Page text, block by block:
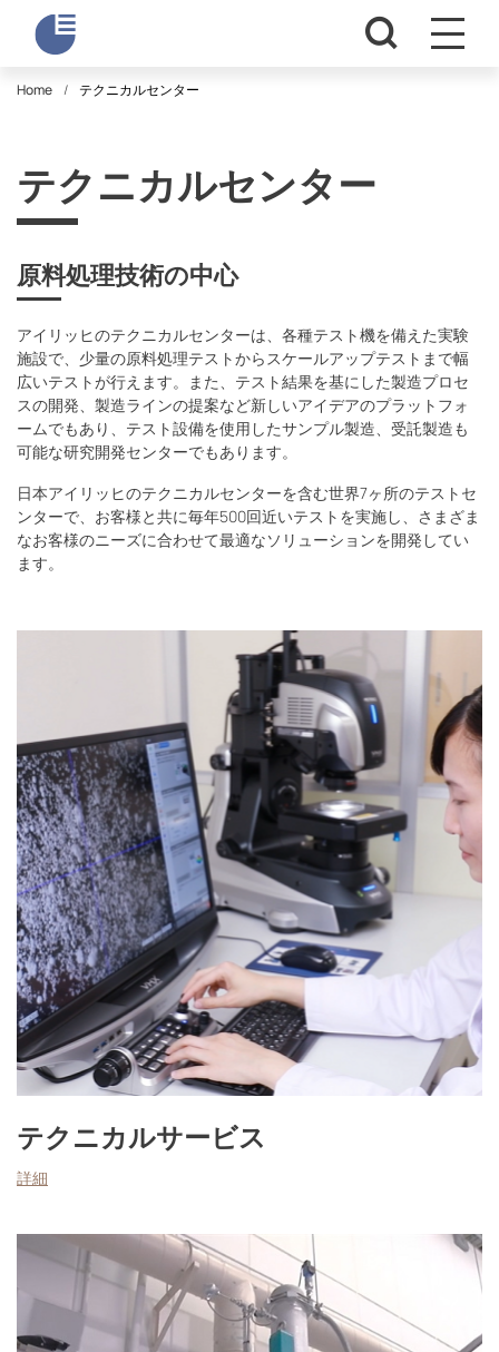
Home テクニカルセンター
テクニカルセンター
原料処理技術の中心
アイリッヒのテクニカルセンターは、各種テスト機を備えた実験
施設で、少量の原料処理テストからスケールアップテストまで幅
広いテストが行えます。また、テスト結果を基にした製造プロセ
スの開発、製造ラインの提案など新しいアイデアのプラットフォ
ームでもあり、テスト設備を使用したサンプル製造、受託製造も
可能な研究開発センターでもあります。
日本アイリッヒのテクニカルセンターを含む世界7ヶ所のテストセ
ンターで、お客様と共に毎年500回近いテストを実施し、さまざま
なお客様のニーズに合わせて最適なソリューションを開発してい
ます。
テクニカルサービス
詳細